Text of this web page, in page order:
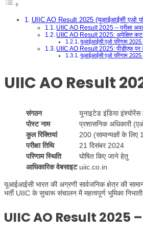
UIIC AO Result 2025 (यूआईआईसी एओ
UIIC AO Result 2025 – परीक्षा
UIIC AO Result 2025: अपेक्षित
यूआईआईसी एओ परिणाम
UIIC AO Result 2025: पीडीएफ पर
यूआईआईसी एओ परिणाम 2025
UIIC AO Result
संगठन
यूनाइटेड इंडिया
पोस्ट नाम
प्रशासनिक अधिकारी
कुल रिक्तियां
200 (सामान्यज्ञों के
परीक्षा तिथि
21 दिसंबर 2024
परिणाम स्थिति
घोषित किए जाने हेतु
आधिकारिक वेबसाइट uiic.co.in
यूआईआईसी भारत की अग्रणी सार्वजनिक क्षेत्र की
भर्ती UIIC के सुचारू संचालन में महत्वपूर्ण भूमिका
UIIC AO Result 2025